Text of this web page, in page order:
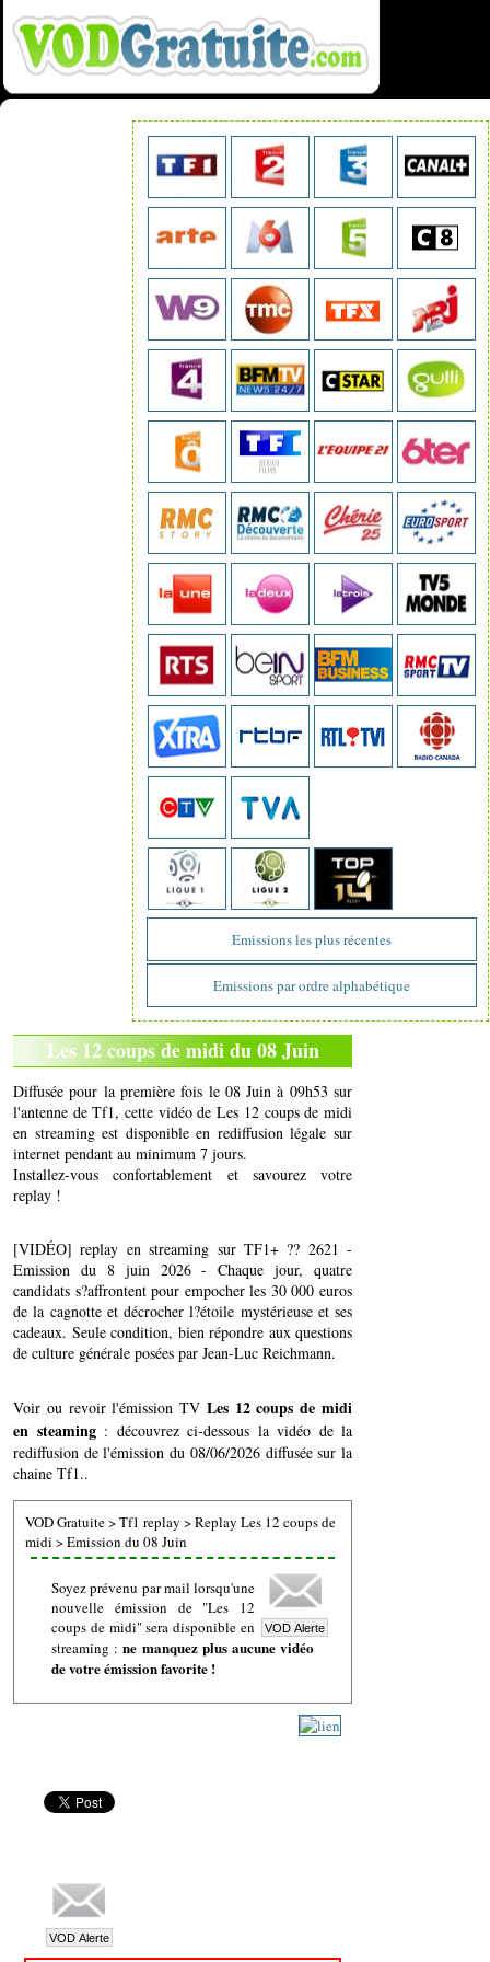
Emissions les plus récentes
Emissions par ordre alphabétique
Les 12 coups de midi du 08 Juin
Diffusée pour la première fois le 08 Juin à 09h53 sur
l'antenne de Tf1, cette vidéo de Les 12 coups de midi
en streaming est disponible en rediffusion légale sur
internet pendant au minimum 7 jours.
Installez-vous confortablement et savourez votre
replay !
[VIDÉO] replay en streaming sur TF1+ ?? 2621 -
Emission du 8 juin 2026 - Chaque jour, quatre
candidats s?affrontent pour empocher les 30 000 euros
de la cagnotte et décrocher l?étoile mystérieuse et ses
cadeaux. Seule condition, bien répondre aux questions
de culture générale posées par Jean-Luc Reichmann.
Voir ou revoir l'émission TV Les 12 coups de midi
en steaming: découvrez ci-dessous la vidéo de la
rediffusion de l'émission du 08/06/2026 diffusée sur la
chaine Tf1..
VOD Gratuite>Tf1 replay >Replay Les 12 coups de
midi >Emission du 08 Juin
Soyez prévenu par mail lorsqu'une
nouvelle émission de "Les 12
coups de midi" sera disponible en
streaming :ne manquez plus aucune vidéo
de votre émission favorite !